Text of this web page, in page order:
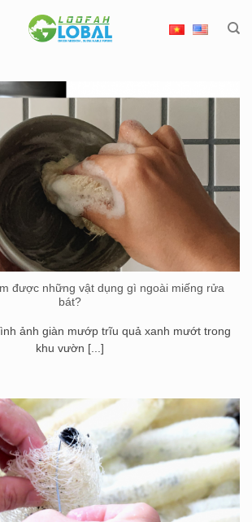
được những vật dụng gì ngoài miếng rửa
bát?
ảnh giàn mướp trĩu quả xanh mướt trong
khu vườn [...]